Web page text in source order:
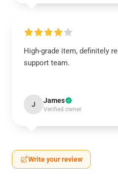
High-grade item, definitely
support team.
J James
Verified owner
Write your review